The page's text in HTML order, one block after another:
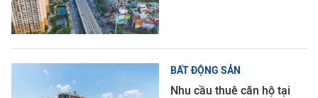
BẤT ĐỘNG SẢN
Nhu cầu thuê căn hộ tại